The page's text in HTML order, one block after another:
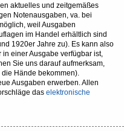
aktuelles und zeitgemäßes
Notenausgaben, va. bei
weil Ausgaben
im Handel erhältlich sind
1920er Jahre zu). Es kann also
einer Ausgabe verfügbar ist,
Sie uns darauf aufmerksam,
Hände bekommen).
Ausgaben erwerben. Allen
das elektronische